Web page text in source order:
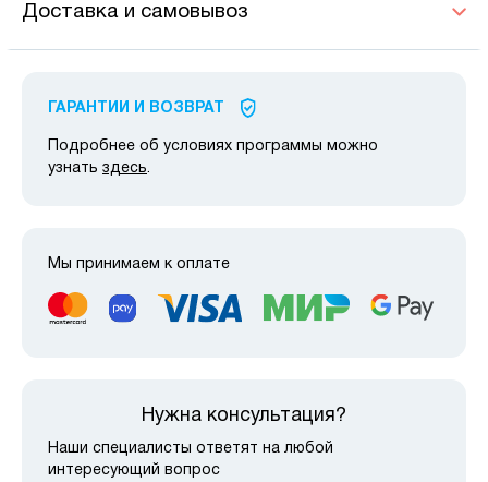
Доставка и самовывоз
ГАРАНТИИ И ВОЗВРАТ
Подробнее об условиях программы можно
узнать здесь.
Мы принимаем к оплате
Нужна консультация?
Наши специалисты ответят на любой
интересующий вопрос